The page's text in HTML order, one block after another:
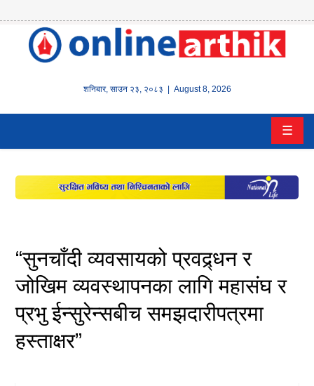
शनिबार, साउन २३, २०८३ | August 8, 2026
होम
वित्त
इन्स्योरेन्स
अटो
कला
र
☰
“सुनचाँदी व्यवसायको प्रवद्र्धन र
जोखिम व्यवस्थापनका लागि महासंघ र
प्रभु ईन्सुरेन्सबीच समझदारीपत्रमा
हस्ताक्षर”